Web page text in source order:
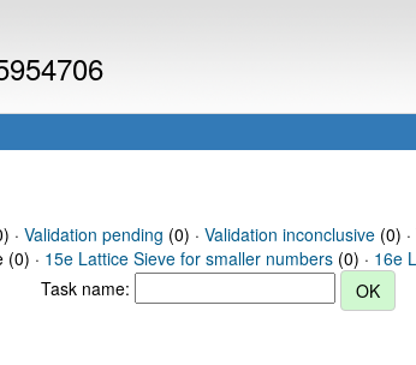
· Validation pending (0) · Validation inconclusive(0) ·
(0) · 15e Lattice Sieve for smaller numbers (0) · 16e
Task name: